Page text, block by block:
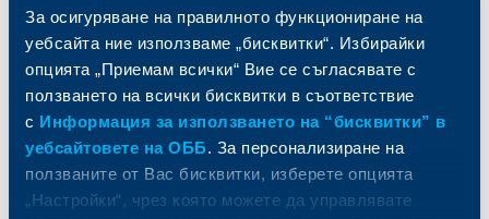
За осигуряване на правилното функциониране на
уебсайта ние използваме „бисквитки“. Избирайки
опцията „Приемам всички“ Вие се съгласявате с
ползването на всички бисквитки в съответствие
с Информация за използването на “бисквитки” в
уебсайтовете на ОББ. За персонализиране на
ползваните от Вас бисквитки, изберете опцията
„Настройки“, чрез която можете да управлявате
Кредити за собственици на фирми
Финансови институции и суверени
За ОББ
Кои сме ние
За KBC Груп
Управление
ОББ Интерлийз
ОББ Пенсионно осигуряване
ОББ Асет мениджмънт